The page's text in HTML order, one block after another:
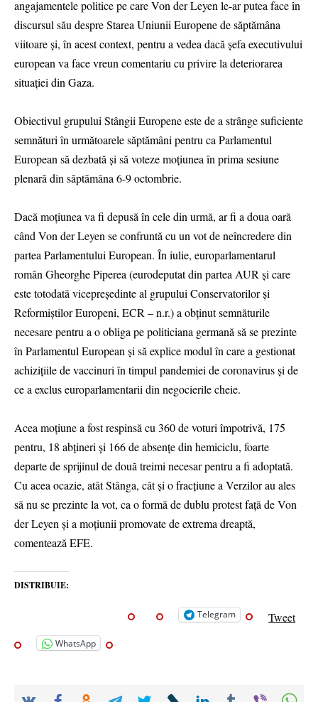
angajamentele politice pe care Von der Leyen le-ar putea face în
discursul său despre Starea Uniunii Europene de săptămâna
viitoare şi, în acest context, pentru a vedea dacă şefa executivului
european va face vreun comentariu cu privire la deteriorarea
situaţiei din Gaza.
Obiectivul grupului Stângii Europene este de a strânge suficiente
semnături în următoarele săptămâni pentru ca Parlamentul
European să dezbată şi să voteze moţiunea în prima sesiune
plenară din săptămâna 6-9 octombrie.
Dacă moţiunea va fi depusă în cele din urmă, ar fi a doua oară
când Von der Leyen se confruntă cu un vot de neîncredere din
partea Parlamentului European. În iulie, europarlamentarul
român Gheorghe Piperea (eurodeputat din partea AUR şi care
este totodată vicepreşedinte al grupului Conservatorilor şi
Reformiştilor Europeni, ECR – n.r.) a obţinut semnăturile
necesare pentru a o obliga pe politiciana germană să se prezinte
în Parlamentul European şi să explice modul în care a gestionat
achiziţiile de vaccinuri în timpul pandemiei de coronavirus şi de
ce a exclus europarlamentarii din negocierile cheie.
Acea moţiune a fost respinsă cu 360 de voturi împotrivă, 175
pentru, 18 abţineri şi 166 de absenţe din hemiciclu, foarte
departe de sprijinul de două treimi necesar pentru a fi adoptată.
Cu acea ocazie, atât Stânga, cât şi o fracţiune a Verzilor au ales
să nu se prezinte la vot, ca o formă de dublu protest faţă de Von
der Leyen şi a moţiunii promovate de extrema dreaptă,
comentează EFE.
DISTRIBUIE:
Telegram Tweet
WhatsApp